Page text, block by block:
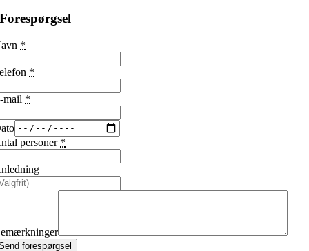
Forespørgsel
*
*
mail *
personer *
forespørgsel